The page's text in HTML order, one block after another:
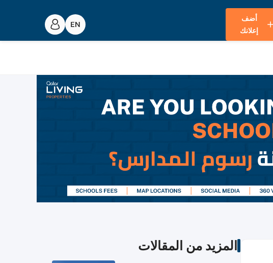
أضف
إعلانك
المزيد من المقالات